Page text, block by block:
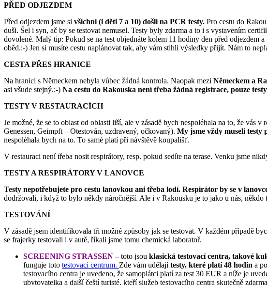
PŘED ODJEZDEM
Před odjezdem jsme si všichni (i děti 7 a 10) došli na PCR testy. Pro cestu do
duši. Šel i syn, ač by se testovat nemusel. Testy byly zdarma a to i s vystavením
dovolené. Malý tip: Pokud se na test objednáte kolem 11 hodiny den před odjezdem
oběd.:-) Jen si musíte cestu naplánovat tak, aby vám stihli výsledky přijít. Nám to
CESTA PŘES HRANICE
Na hranici s Německem nebyla vůbec žádná kontrola. Naopak mezi Německem a
asi všude stejný.:-) Na cestu do Rakouska není třeba žádná registrace, pouze
TESTY V RESTAURACÍCH
Je možné, že se to oblast od oblasti liší, ale v zásadě bych nespoléhala na to, že vás
Genessen, Geimpft – Otestován, uzdravený, očkovaný). My jsme vždy museli testy
nespoléhala bych na to. To samé platí při návštěvě koupališť.
V restauraci není třeba nosit respirátory, resp. pokud sedíte na terase. Venku jsme
TESTY A RESPIRÁTORY V LANOVCE
Testy nepotřebujete pro cestu lanovkou ani třeba lodí. Respirátor by se v
dodržovali, i když to bylo někdy náročnější. Ale i v Rakousku je to jako u nás,
TESTOVÁNÍ
V zásadě jsem identifikovala tři možné způsoby jak se testovat. V každém případě
se frajerky testovali i v autě, říkali jsme tomu chemická laboratoř.
SCREENING STRASSEN –toto jsou klasická testovací centra, takové
funguje toto testovací centrum. Zde vám udělajítesty, které platí 48 hodin a
testovacího centra je uvedeno, že samoplátci platí za test 30 EUR a níže je
ubytovatelka a další čeští turisté, kteří služeb testovacího centra skutečně